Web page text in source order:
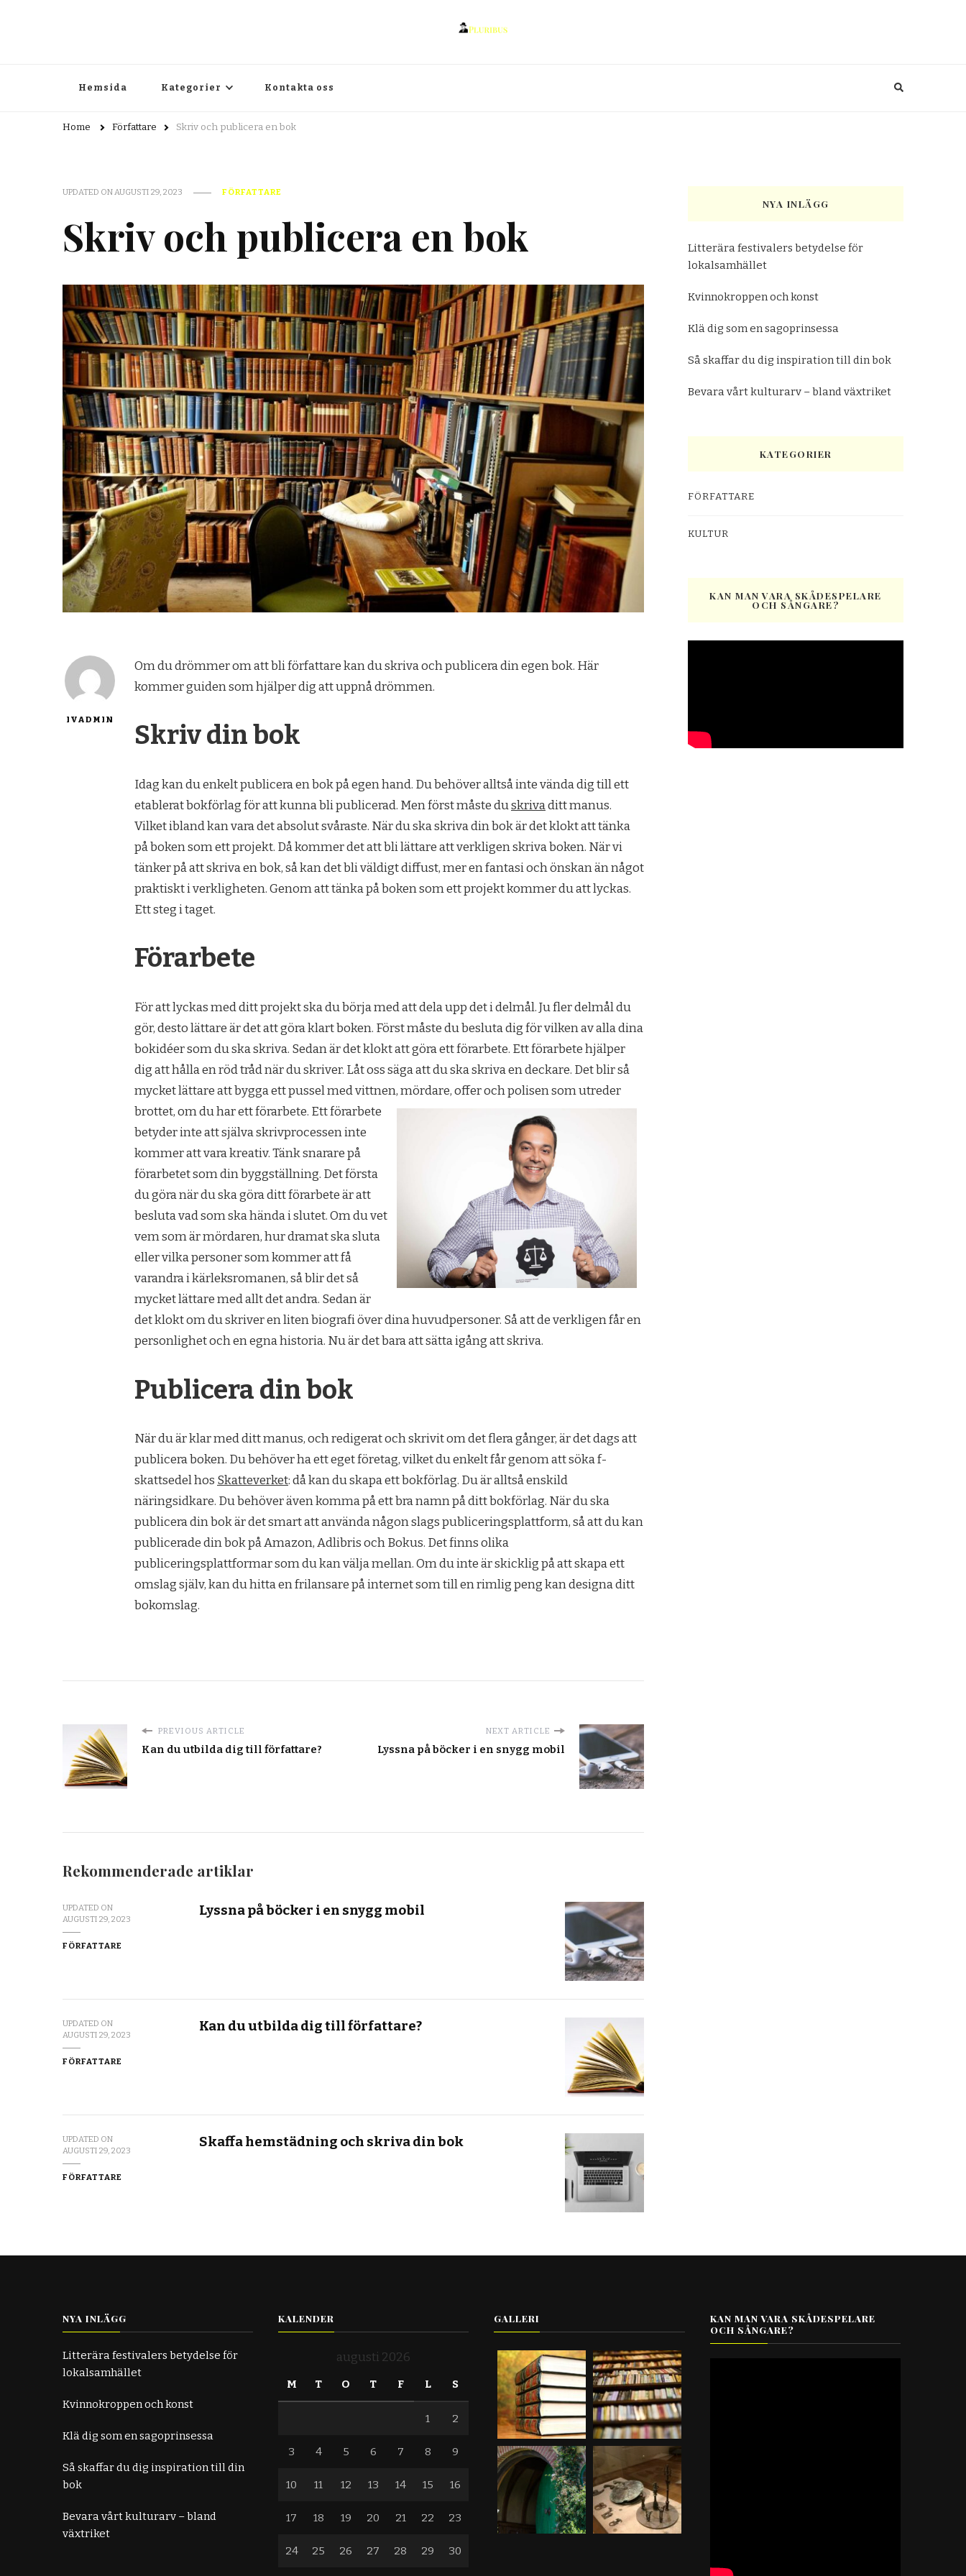
Hemsida Kategorier Kontakta oss
Home Författare Skriv och publicera en bok
UPDATED ONAUGUSTI 29, 2023 FÖRFATTARE
Skriv och publicera en bok
IVADMIN
Om du drömmer om att bli författare kan du skriva och publicera din egen bok. Här
kommer guiden som hjälper dig att uppnå drömmen.
Skriv din bok
Idag kan du enkelt publicera en bok på egen hand. Du behöver alltså inte vända dig till ett
etablerat bokförlag för att kunna bli publicerad. Men först måste duskrivaditt manus.
Vilket ibland kan vara det absolut svåraste. När du ska skriva din bok är det klokt att tänka
på boken som ett projekt. Då kommer det att bli lättare att verkligen skriva boken. När vi
tänker på att skriva en bok, så kan det bli väldigt diffust, mer en fantasi och önskan än något
praktiskt i verkligheten. Genom att tänka på boken som ett projekt kommer du att lyckas.
Ett steg i taget.
Förarbete
För att lyckas med ditt projekt ska du börja med att dela upp det i delmål. Ju fler delmål du
gör, desto lättare är det att göra klart boken. Först måste du besluta dig för vilken av alla dina
bokidéer som du ska skriva. Sedan är det klokt att göra ett förarbete. Ett förarbete hjälper
dig att hålla en röd tråd när du skriver. Låt oss säga att du ska skriva en deckare. Det blir så
mycket lättare att bygga ett pussel med vittnen, mördare, offer och polisen som utreder
brottet, om du har ett förarbete. Ett förarbete
betyder inte att själva skrivprocessen inte
kommer att vara kreativ. Tänk snarare på
förarbetet som din byggställning. Det första
du göra när du ska göra ditt förarbete är att
besluta vad som ska hända i slutet. Om du vet
vem som är mördaren, hur dramat ska sluta
eller vilka personer som kommer att få
varandra i kärleksromanen, så blir det så
mycket lättare med allt det andra. Sedan är
det klokt om du skriver en liten biografi över dina huvudpersoner. Så att de verkligen får en
personlighet och en egna historia. Nu är det bara att sätta igång att skriva.
Publicera din bok
När du är klar med ditt manus, och redigerat och skrivit om det flera gånger, är det dags att
publicera boken. Du behöver ha ett eget företag, vilket du enkelt får genom att söka f-
skattsedel hos Skatteverket: då kan du skapa ett bokförlag. Du är alltså enskild
näringsidkare. Du behöver även komma på ett bra namn på ditt bokförlag. När du ska
publicera din bok är det smart att använda någon slags publiceringsplattform, så att du kan
publicerade din bok på Amazon, Adlibris och Bokus. Det finns olika
publiceringsplattformar som du kan välja mellan. Om du inte är skicklig på att skapa ett
omslag själv, kan du hitta en frilansare på internet som till en rimlig peng kan designa ditt
bokomslag.
PREVIOUS ARTICLE
Kan du utbilda dig till författare?
NEXT ARTICLE
Lyssna på böcker i en snygg mobil
Rekommenderade artiklar
UPDATED ON
AUGUSTI 29, 2023
FÖRFATTARE
Lyssna på böcker i en snygg mobil
UPDATED ON
AUGUSTI 29, 2023
FÖRFATTARE
Kan du utbilda dig till författare?
UPDATED ON
AUGUSTI 29, 2023
FÖRFATTARE
Skaffa hemstädning och skriva din bok
NYA INLÄGG
Litterära festivalers betydelse för
lokalsamhället
Kvinnokroppen och konst
Klä dig som en sagoprinsessa
Så skaffar du dig inspiration till din bok
Bevara vårt kulturarv – bland växtriket
KATEGORIER
FÖRFATTARE
KULTUR
KAN MAN VARA SKÅDESPELARE
OCH SÅNGARE?
NYA INLÄGG
Litterära festivalers betydelse för
lokalsamhället
Kvinnokroppen och konst
Klä dig som en sagoprinsessa
Så skaffar du dig inspiration till din
bok
Bevara vårt kulturarv – bland
växtriket
KALENDER
augusti 2026
M T O T F L S
1 2
3 4 5 6 7 8 9
10 11 12 13 14 15 16
17 18 19 20 21 22 23
24 25 26 27 28 29 30
GALLERI
KAN MAN VARA SKÅDESPELARE
OCH SÅNGARE?